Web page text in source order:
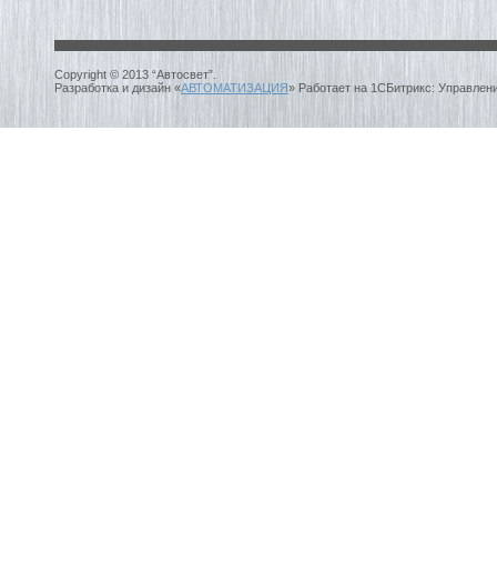
Copyright © 2013 “Автосвет”.
Разработка и дизайн «АВТОМАТИЗАЦИЯ» Работает на 1СБитрикс: